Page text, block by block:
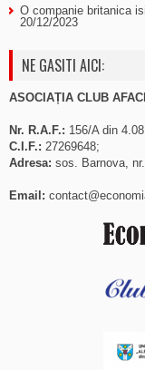
O companie britanica
20/12/2023
NE GASITI AICI:
ASOCIAȚIA CLUB
Nr. R.A.F.: 156/A din
C.I.F.: 27269648;
Adresa: sos. Barnova,
Email: